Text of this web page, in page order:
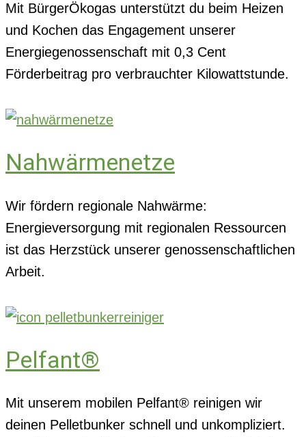
Mit BürgerÖkogas unterstützt du beim Heizen
und Kochen das Engagement unserer
Energiegenossenschaft mit 0,3 Cent
Förderbeitrag pro verbrauchter Kilowattstunde.
Nahwärmenetze
Wir fördern regionale Nahwärme:
Energieversorgung mit regionalen Ressourcen
ist das Herzstück unserer genossenschaftlichen
Arbeit.
Pelfant®
Mit unserem mobilen Pelfant® reinigen wir
deinen Pelletbunker schnell und unkompliziert.